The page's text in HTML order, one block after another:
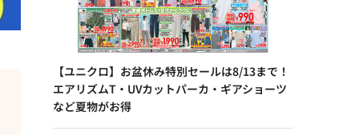
【ユニクロ】お盆休み特別セールは8/13まで！
エアリズムT・UVカットパーカ・ギアショーツ
など夏物がお得